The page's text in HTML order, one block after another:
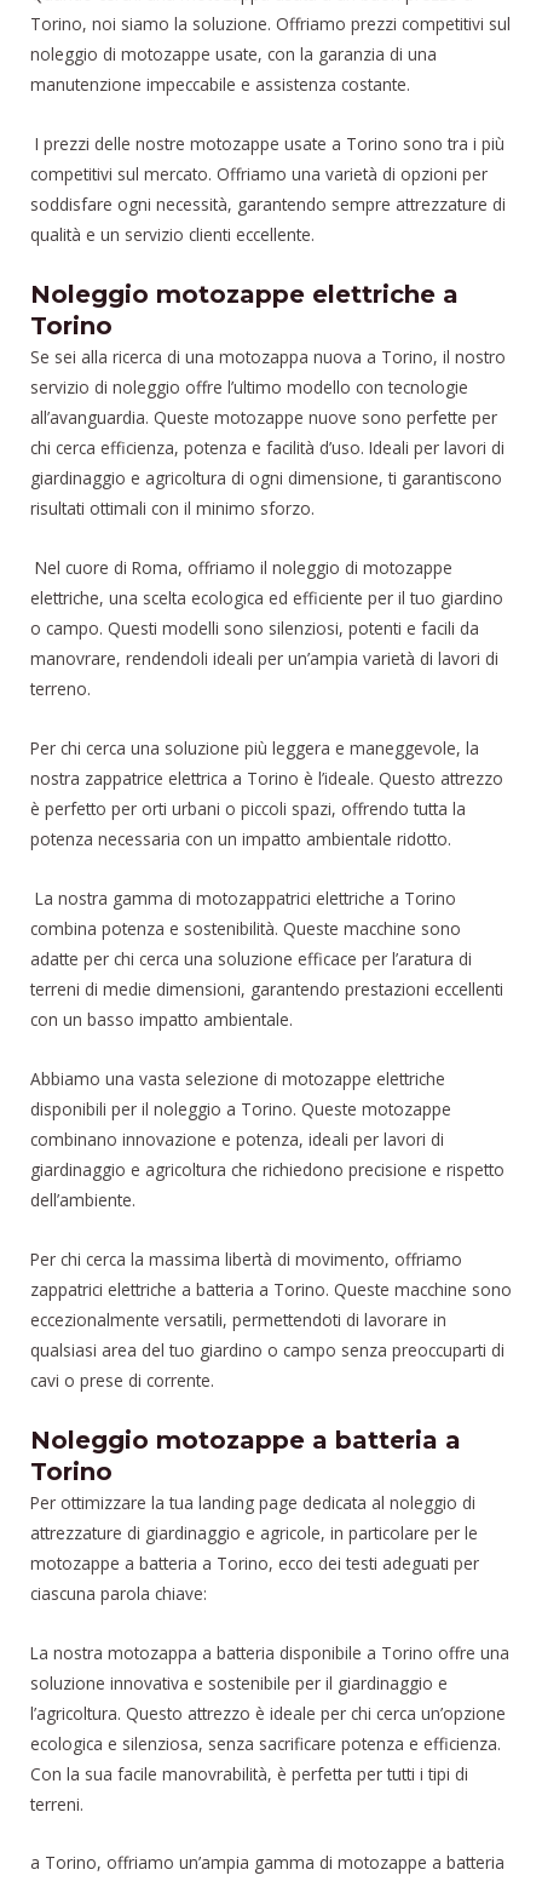
Torino, noi siamo la soluzione. Offriamo prezzi competitivi sul
noleggio di motozappe usate, con la garanzia di una
manutenzione impeccabile e assistenza costante.
I prezzi delle nostre motozappe usate a Torino sono tra i più
competitivi sul mercato. Offriamo una varietà di opzioni per
soddisfare ogni necessità, garantendo sempre attrezzature di
qualità e un servizio clienti eccellente.
Noleggio motozappe elettriche a
Torino
Se sei alla ricerca di una motozappa nuova a Torino, il nostro
servizio di noleggio offre l’ultimo modello con tecnologie
all’avanguardia. Queste motozappe nuove sono perfette per
chi cerca efficienza, potenza e facilità d’uso. Ideali per lavori di
giardinaggio e agricoltura di ogni dimensione, ti garantiscono
risultati ottimali con il minimo sforzo.
Nel cuore di Roma, offriamo il noleggio di motozappe
elettriche, una scelta ecologica ed efficiente per il tuo giardino
o campo. Questi modelli sono silenziosi, potenti e facili da
manovrare, rendendoli ideali per un’ampia varietà di lavori di
terreno.
Per chi cerca una soluzione più leggera e maneggevole, la
nostra zappatrice elettrica a Torino è l’ideale. Questo attrezzo
è perfetto per orti urbani o piccoli spazi, offrendo tutta la
potenza necessaria con un impatto ambientale ridotto.
La nostra gamma di motozappatrici elettriche a Torino
combina potenza e sostenibilità. Queste macchine sono
adatte per chi cerca una soluzione efficace per l’aratura di
terreni di medie dimensioni, garantendo prestazioni eccellenti
con un basso impatto ambientale.
Abbiamo una vasta selezione di motozappe elettriche
disponibili per il noleggio a Torino. Queste motozappe
combinano innovazione e potenza, ideali per lavori di
giardinaggio e agricoltura che richiedono precisione e rispetto
dell’ambiente.
Per chi cerca la massima libertà di movimento, offriamo
zappatrici elettriche a batteria a Torino. Queste macchine sono
eccezionalmente versatili, permettendoti di lavorare in
qualsiasi area del tuo giardino o campo senza preoccuparti di
cavi o prese di corrente.
Noleggio motozappe a batteria a
Torino
Per ottimizzare la tua landing page dedicata al noleggio di
attrezzature di giardinaggio e agricole, in particolare per le
motozappe a batteria a Torino, ecco dei testi adeguati per
ciascuna parola chiave:
La nostra motozappa a batteria disponibile a Torino offre una
soluzione innovativa e sostenibile per il giardinaggio e
l’agricoltura. Questo attrezzo è ideale per chi cerca un’opzione
ecologica e silenziosa, senza sacrificare potenza e efficienza.
Con la sua facile manovrabilità, è perfetta per tutti i tipi di
terreni.
a Torino, offriamo un’ampia gamma di motozappe a batteria